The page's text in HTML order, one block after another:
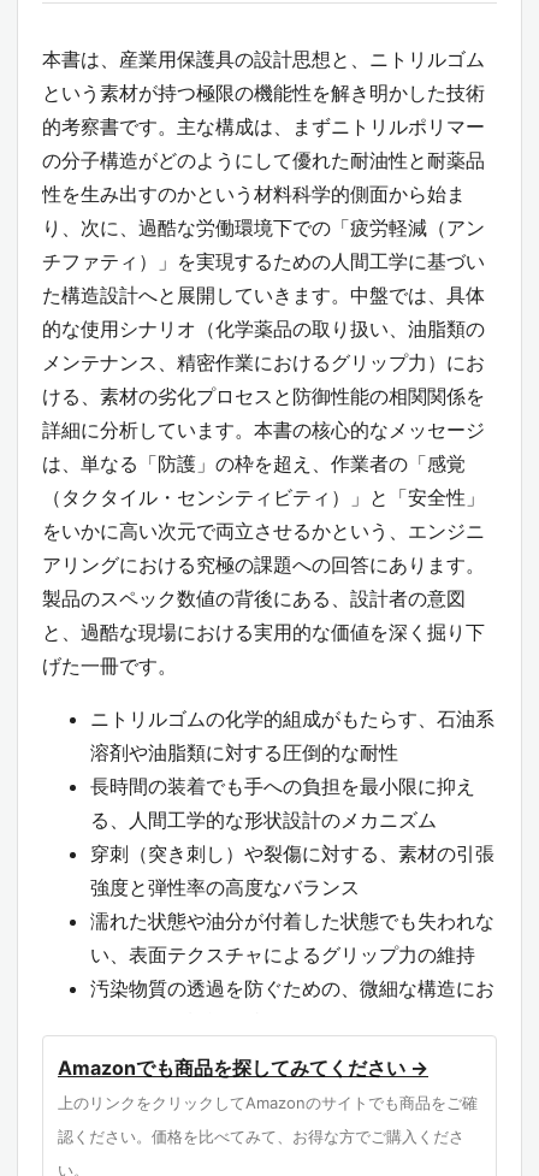
本書は、産業用保護具の設計思想と、ニトリルゴム
という素材が持つ極限の機能性を解き明かした技術
的考察書です。主な構成は、まずニトリルポリマー
の分子構造がどのようにして優れた耐油性と耐薬品
性を生み出すのかという材料科学的側面から始ま
り、次に、過酷な労働環境下での「疲労軽減（アン
チファティ）」を実現するための人間工学に基づい
た構造設計へと展開していきます。中盤では、具体
的な使用シナリオ（化学薬品の取り扱い、油脂類の
メンテナンス、精密作業におけるグリップ力）にお
ける、素材の劣化プロセスと防御性能の相関関係を
詳細に分析しています。本書の核心的なメッセージ
は、単なる「防護」の枠を超え、作業者の「感覚
（タクタイル・センシティビティ）」と「安全性」
をいかに高い次元で両立させるかという、エンジニ
アリングにおける究極の課題への回答にあります。
製品のスペック数値の背後にある、設計者の意図
と、過酷な現場における実用的な価値を深く掘り下
げた一冊です。
ニトリルゴムの化学的組成がもたらす、石油系
溶剤や油脂類に対する圧倒的な耐性
長時間の装着でも手への負担を最小限に抑え
る、人間工学的な形状設計のメカニズム
穿刺（突き刺し）や裂傷に対する、素材の引張
強度と弾性率の高度なバランス
濡れた状態や油分が付着した状態でも失われな
い、表面テクスチャによるグリップ力の維持
汚染物質の透過を防ぐための、微細な構造にお
使い捨て製品でありながら、プロフェッショナ
Amazonでも商品を探してみてください →
上のリンクをクリックしてAmazonのサイトでも商品をご確
認ください。価格を比べてみて、お得な方でご購入くださ
い。